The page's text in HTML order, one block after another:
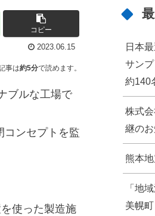
コピー
2023.06.15
事は約5分で読めます。
ブルな工場で
コンセプトを監
使った製造施
日本
サン
約140
株式
継の
熊本
「地
美幌